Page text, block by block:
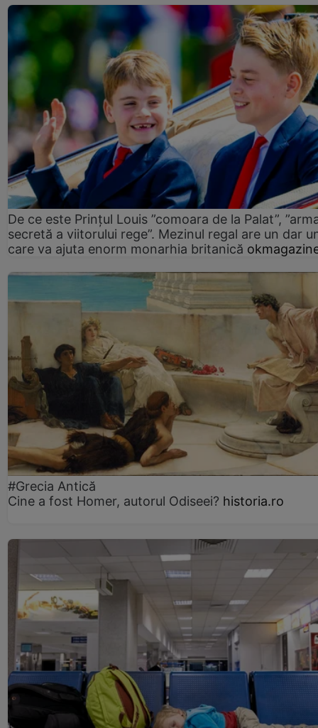
De ce este Prințul Louis ”comoara de la Palat”,
secretă a viitorului rege”. Mezinul regal are un dar
care va ajuta enorm monarhia britanică
#Grecia Antică
Cine a fost Homer, autorul Odiseei? historia.ro